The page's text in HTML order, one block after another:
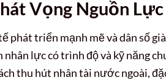
Vọng Nguồn
phát triển mạnh mẽ và dân số
nhân lực có trình độ và kỹ năng
thu hút nhân tài nước ngoài,